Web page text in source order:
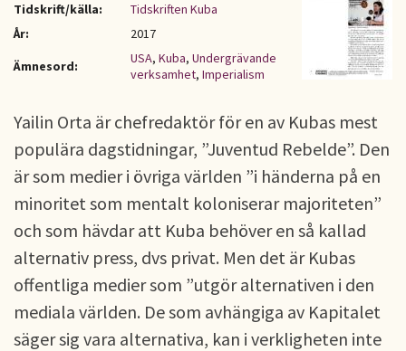
Tidskrift/källa:
Tidskriften Kuba
År:
2017
Ämnesord:
USA, Kuba, Undergrävande
verksamhet, Imperialism
Yailin Orta är chefredaktör för en av Kubas mest
populära dagstidningar, ”Juventud Rebelde”. Den
är som medier i övriga världen ”i händerna på en
minoritet som mentalt koloniserar majoriteten”
och som hävdar att Kuba behöver en så kallad
alternativ press, dvs privat. Men det är Kubas
offentliga medier som ”utgör alternativen i den
mediala världen. De som avhängiga av Kapitalet
säger sig vara alternativa, kan i verkligheten inte